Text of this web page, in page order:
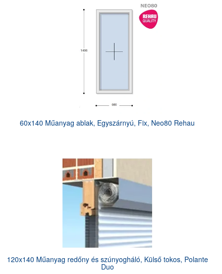
60x140 Műanyag ablak, Egyszárnyú, Fix, Neo80 Rehau
120x140 Műanyag redőny és szúnyogháló, Külső tokos, Polante
Duo